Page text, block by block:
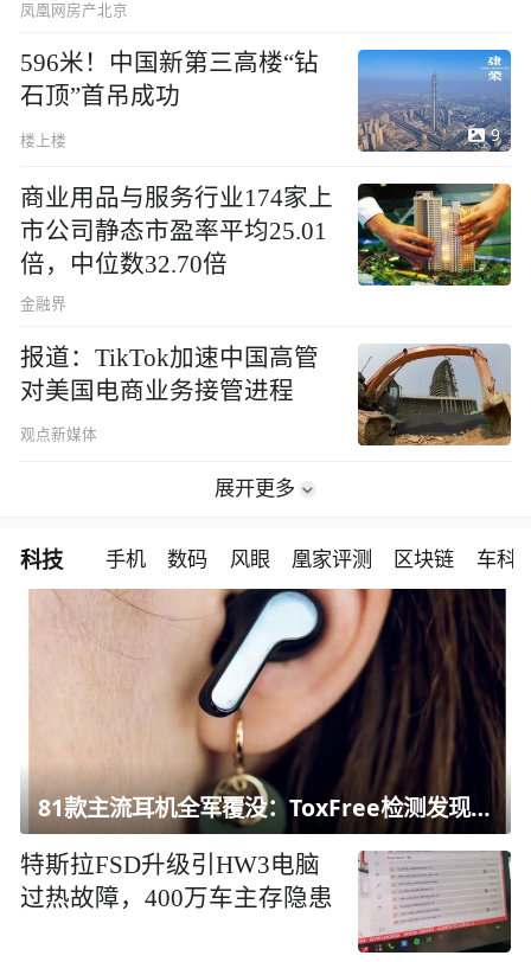
凤凰网房产北京
596米！中国新第三高楼“钻
石顶”首吊成功
楼上楼 9
商业用品与服务行业174家上
市公司静态市盈率平均25.01
倍，中位数32.70倍
金融界
报道：TikTok加速中国高管
对美国电商业务接管进程
观点新媒体
展开更多
科技 手机 数码 风眼 凰家评测 区块链 车科
81款主流耳机全军覆没：ToxFree检测发现均含对人体有害化学物质
特斯拉FSD升级引HW3电脑
过热故障，400万车主存隐患